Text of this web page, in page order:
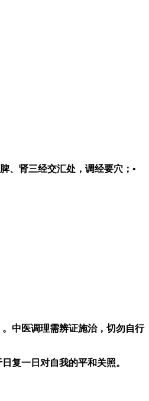
、肾三经交汇处，调经要穴；•
中医调理需辨证施治，切勿自行
复一日对自我的平和关照。